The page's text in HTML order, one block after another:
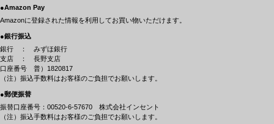
●Amazon Pay
Amazonに登録された情報を利用してお買い物いただけます。
●銀行振込
銀行 ： みずほ銀行
支店 ： 長野支店
口座番号 普）1820817
（注）振込手数料はお客様のご負担でお願いします。
●郵便振替
振替口座番号：00520-6-57670 株式会社インセント
（注）振込手数料はお客様のご負担でお願いします。